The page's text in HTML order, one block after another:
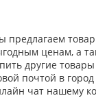
предлагаем
ценам, а
другие
почтой в
чат нашему